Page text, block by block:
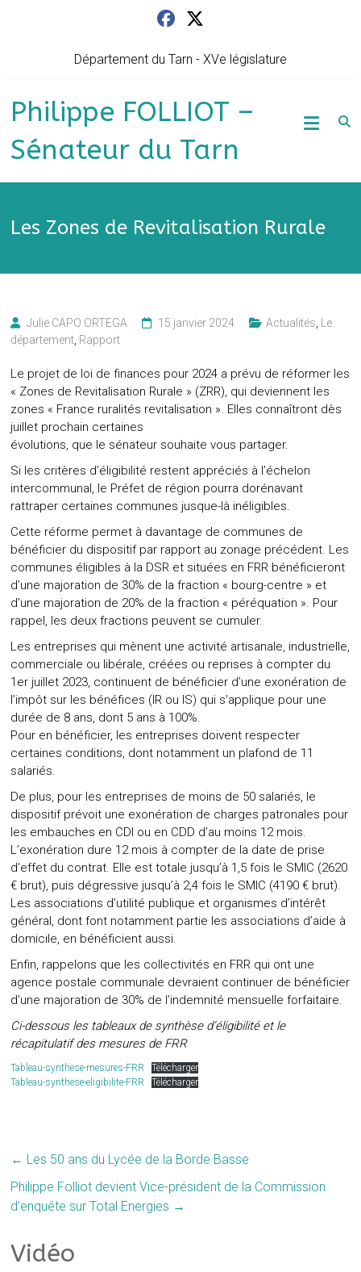
Département du Tarn - XVe législature
Philippe FOLLIOT –
Sénateur du Tarn
Les Zones de Revitalisation Rurale
Julie CAPO ORTEGA 15 janvier 2024 Actualités
Le
département Rapport
Le projet de loi de finances pour 2024 a prévu de réformer les
« Zones de Revitalisation Rurale » (ZRR), qui deviennent les
zones « France ruralités revitalisation ». Elles connaîtront dès
juillet prochain certaines
évolutions, que le sénateur souhaite vous partager.
Si les critères d’éligibilité restent appréciés à l’échelon
intercommunal, le Préfet de région pourra dorénavant
rattraper certaines communes jusque-là inéligibles.
Cette réforme permet à davantage de communes de
bénéficier du dispositif par rapport au zonage précédent. Les
communes éligibles à la DSR et situées en FRR bénéficieront
d’une majoration de 30% de la fraction « bourg-centre » et
d’une majoration de 20% de la fraction « péréquation ». Pour
rappel, les deux fractions peuvent se cumuler.
Les entreprises qui mènent une activité artisanale, industrielle,
commerciale ou libérale, créées ou reprises à compter du
1er juillet 2023, continuent de bénéficier d’une exonération de
l’impôt sur les bénéfices (IR ou IS) qui s’applique pour une
durée de 8 ans, dont 5 ans à 100%.
Pour en bénéficier, les entreprises doivent respecter
certaines conditions, dont notamment un plafond de 11
salariés.
De plus, pour les entreprises de moins de 50 salariés, le
dispositif prévoit une exonération de charges patronales pour
les embauches en CDI ou en CDD d’au moins 12 mois.
L’exonération dure 12 mois à compter de la date de prise
d’effet du contrat. Elle est totale jusqu’à 1,5 fois le SMIC (2620
€ brut), puis dégressive jusqu’à 2,4 fois le SMIC (4190 € brut).
Les associations d’utilité publique et organismes d’intérêt
général, dont font notamment partie les associations d’aide à
domicile, en bénéficient aussi.
Enfin, rappelons que les collectivités en FRR qui ont une
agence postale communale devraient continuer de bénéficier
d’une majoration de 30% de l’indemnité mensuelle forfaitaire.
Ci-dessous les tableaux de synthèse d’éligibilité et le
récapitulatif des mesures de FRR
Tableau-synthese-mesures-FRR
Télécharger
Tableau-synthese-eligibilite-FRR
Télécharger
← Les 50 ans du Lycée de la Borde Basse
Philippe Folliot devient Vice-président de la Commission
d’enquête sur Total Energies →
Vidéo